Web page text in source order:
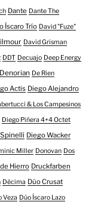
Dante Dante The
Íscaro Trío David "Fuze"
David Grisman
DDT Decuajo Deep Energy
Denorian De Rien
Actis Diego Alejandro
& Los Campesinos
Diego Piñera 4+4 Octet
Diego Wacker
Miller Donovan Dos
Hierro Druckfarben
Décima Dúo Crusat
Veza Dúo Íscaro Lazo